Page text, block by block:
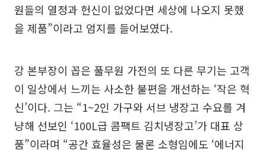
원들의 열정과 헌신이 없었다면 세상에 나오지 못했
을 제품”이라고 엄지를 들어보였다.
강 본부장이 꼽은 풀무원 가전의 또 다른 무기는 고객
이 일상에서 느끼는 사소한 불편을 개선하는 ‘작은 혁
신’이다. 그는 “1~2인 가구와 서브 냉장고 수요를 겨
냥해 선보인 ‘100L급 콤팩트 김치냉장고’가 대표 상
품”이라며 “공간 효율성은 물론 소형임에도 ‘에너지